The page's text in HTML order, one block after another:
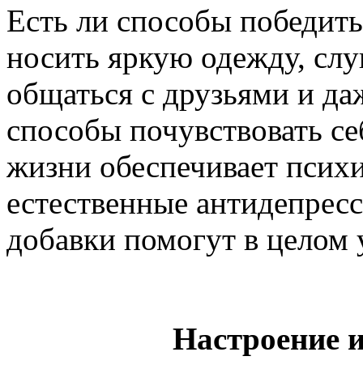
Есть ли способы
носить яркую одежду,
общаться с друзьями и
способы почувствовать
жизни обеспечивает
естественные
добавки помогут в
Настроение